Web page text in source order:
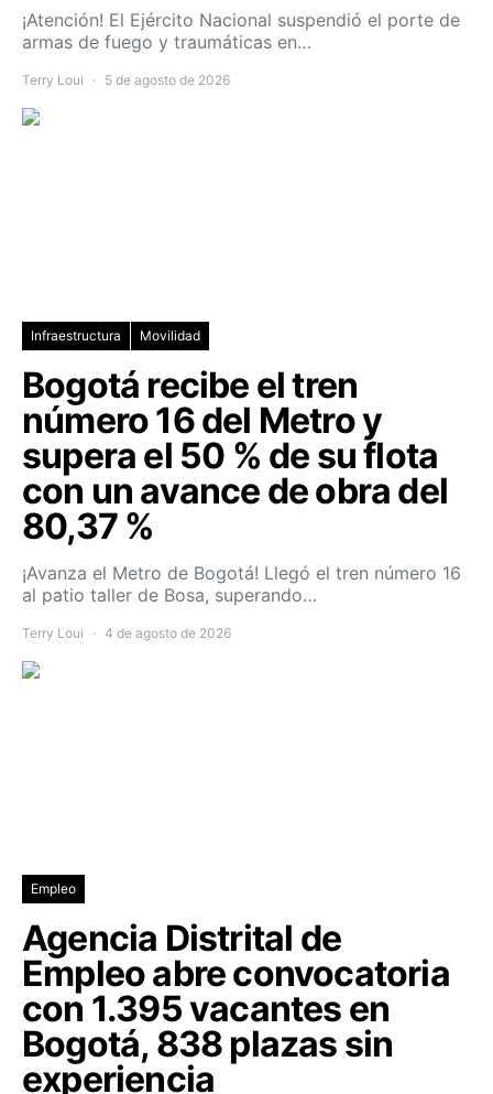
¡Atención! El Ejército Nacional suspendió el porte de
armas de fuego y traumáticas en…
Terry Loui 5 de agosto de 2026
Infraestructura Movilidad
Bogotá recibe el tren
número 16 del Metro y
supera el 50 % de su flota
con un avance de obra del
80,37 %
¡Avanza el Metro de Bogotá! Llegó el tren número 16
al patio taller de Bosa, superando…
Terry Loui 4 de agosto de 2026
Empleo
Agencia Distrital de
Empleo abre convocatoria
con 1.395 vacantes en
Bogotá, 838 plazas sin
experiencia